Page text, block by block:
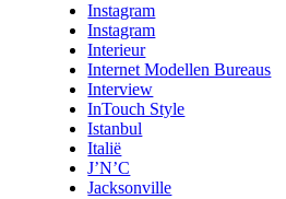
Instagram
Instagram
Interieur
Internet Modellen Bureaus
Interview
InTouch Style
Istanbul
Italië
J’N’C
Jacksonville